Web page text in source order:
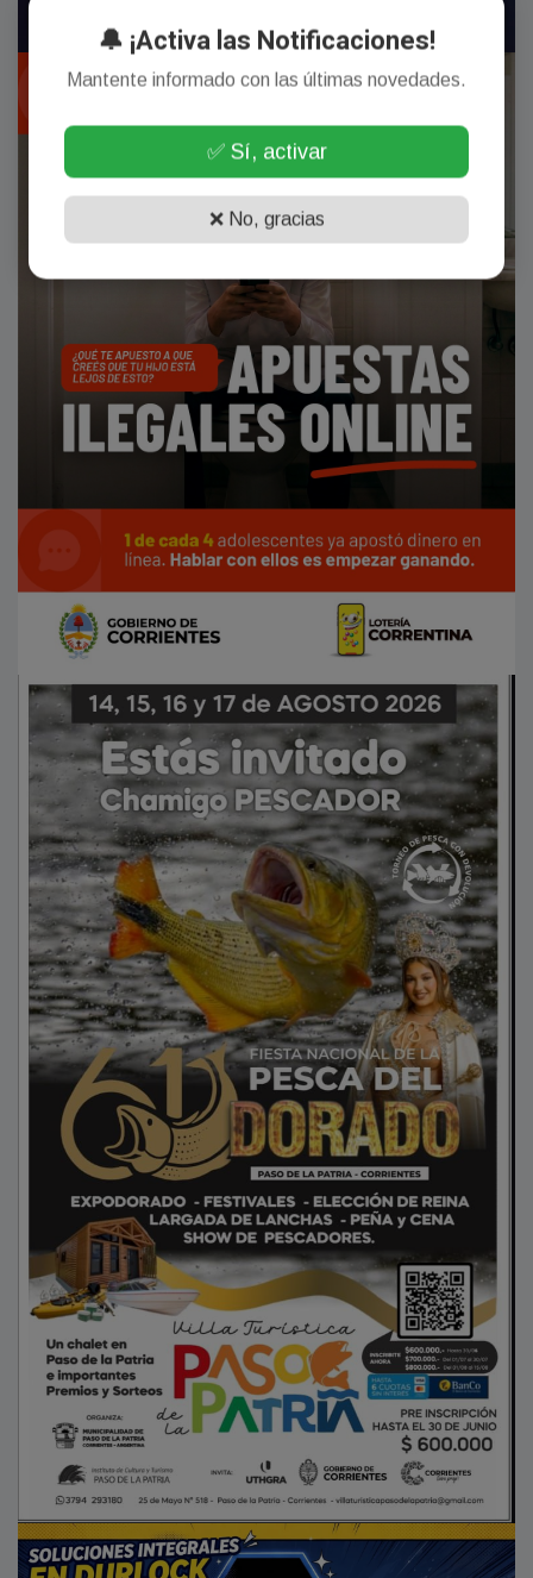
🔔 ¡Activa las Notificaciones!
Mantente informado con las últimas novedades.
✅ Sí, activar
❌ No, gracias